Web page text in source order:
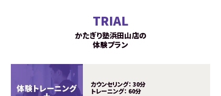
TRIAL
かたぎり塾浜田山店の
体験プラン
カウンセリング： 30分
トレーニング： 60分